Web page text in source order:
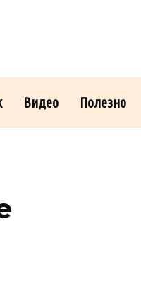
Видео Полезно